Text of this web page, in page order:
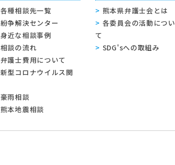
各種相談先一覧
紛争解決センター
身近な相談事例
相談の流れ
弁護士費用について
新型コロナウイルス関
豪雨相談
熊本地震相談
熊本県弁護士会とは
各委員会の活動につい
て
SDG'sへの取組み